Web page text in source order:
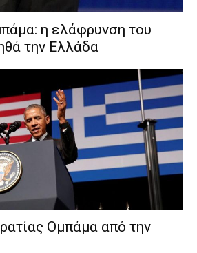
η ελάφρυνση του
την Ελλάδα
Ομπάμα από την